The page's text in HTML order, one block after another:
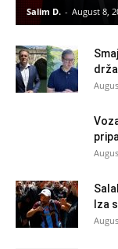
Salim D. - August 8,
Iza